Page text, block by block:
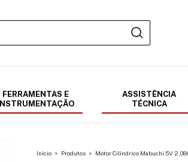
FERRAMENTAS E
INSTRUMENTAÇÃO
ASSISTÊNCIA
TÉCNICA
Início > Produtos > Motor Cilíndrico Mabuchi 5V